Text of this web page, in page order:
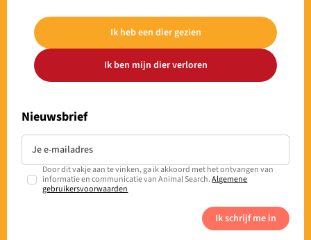
Ik heb een dier gezien
Ik ben mijn dier verloren
Nieuwsbrief
Door dit vakje aan te vinken, ga ik akkoord met het ontvangen van
informatie en communicatie van Animal Search.Algemene
gebruikersvoorwaarden
Ik schrijf me in